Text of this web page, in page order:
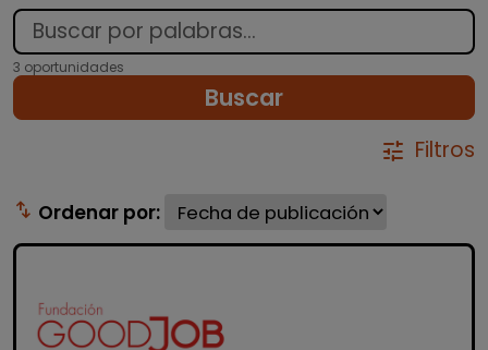
3 oportunidades
Buscar
tune Filtros
swap_vert Ordenar por: